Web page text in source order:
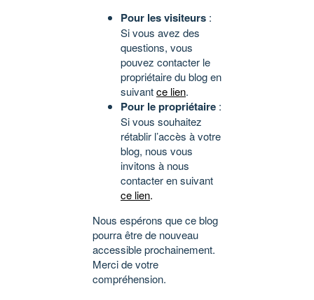
Pour les visiteurs :
Si vous avez des
questions, vous
pouvez contacter le
propriétaire du blog en
suivantce lien.
Pour le propriétaire :
Si vous souhaitez
rétablir l’accès à votre
blog, nous vous
invitons à nous
contacter en suivant
ce lien.
Nous espérons que ce blog
pourra être de nouveau
accessible prochainement.
Merci de votre
compréhension.